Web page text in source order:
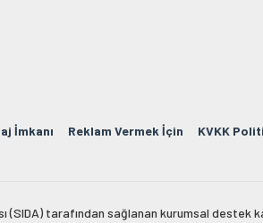
İmkanı Reklam Vermek İçin KVKK
tarafından sağlanan kurumsal destek